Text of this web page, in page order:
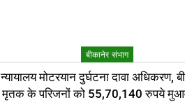
बीकानेर संभाग
न्यायालय मोटरयान दुर्घटना दावा अधिकरण,
मृतक के परिजनों को 55,70,140 रुपये